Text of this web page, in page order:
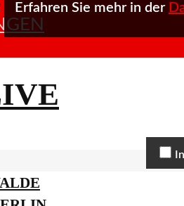
Erfahren Sie mehr in der